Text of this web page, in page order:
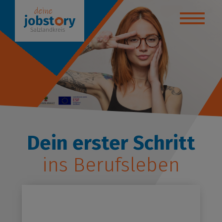
deinen Weg!
/ Studium
- Beratungsstelle
Dein erster Schritt
ins Berufsleben